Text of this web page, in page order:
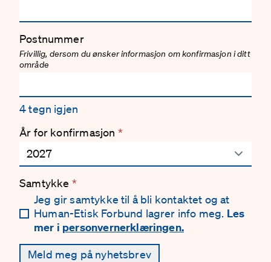
Postnummer
Frivillig, dersom du ønsker informasjon om konfirmasjon i ditt
område
4tegn igjen
År for konfirmasjon *
Samtykke *
Jeg gir samtykke til å bli kontaktet og at
Human-Etisk Forbund lagrer info meg. Les
mer i personvernerklæringen.
Meld meg på nyhetsbrev